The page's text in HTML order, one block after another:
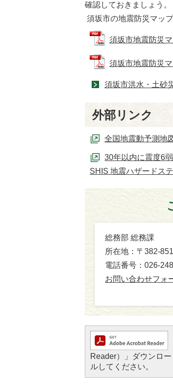
確認しておきましょう。
須坂市の地震防災マッ
須坂市地震防災
須坂市地震防災
須坂市洪水・土砂
外部リンク
全国地震動予測地
30年以内に震度6
SHIS 地震ハザードス
総務部 総務課
所在地：〒382-
電話番号：026-
お問い合わせフォ
Reader）」ダウンロ
ルしてください。